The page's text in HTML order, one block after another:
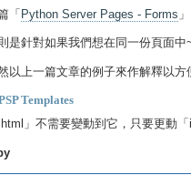
「Python Server Pages - Forms
是針對如果我們想在同一份頁面
以上一篇文章的例子來作解釋以方
Templates
」不需要變動到它，只要更動